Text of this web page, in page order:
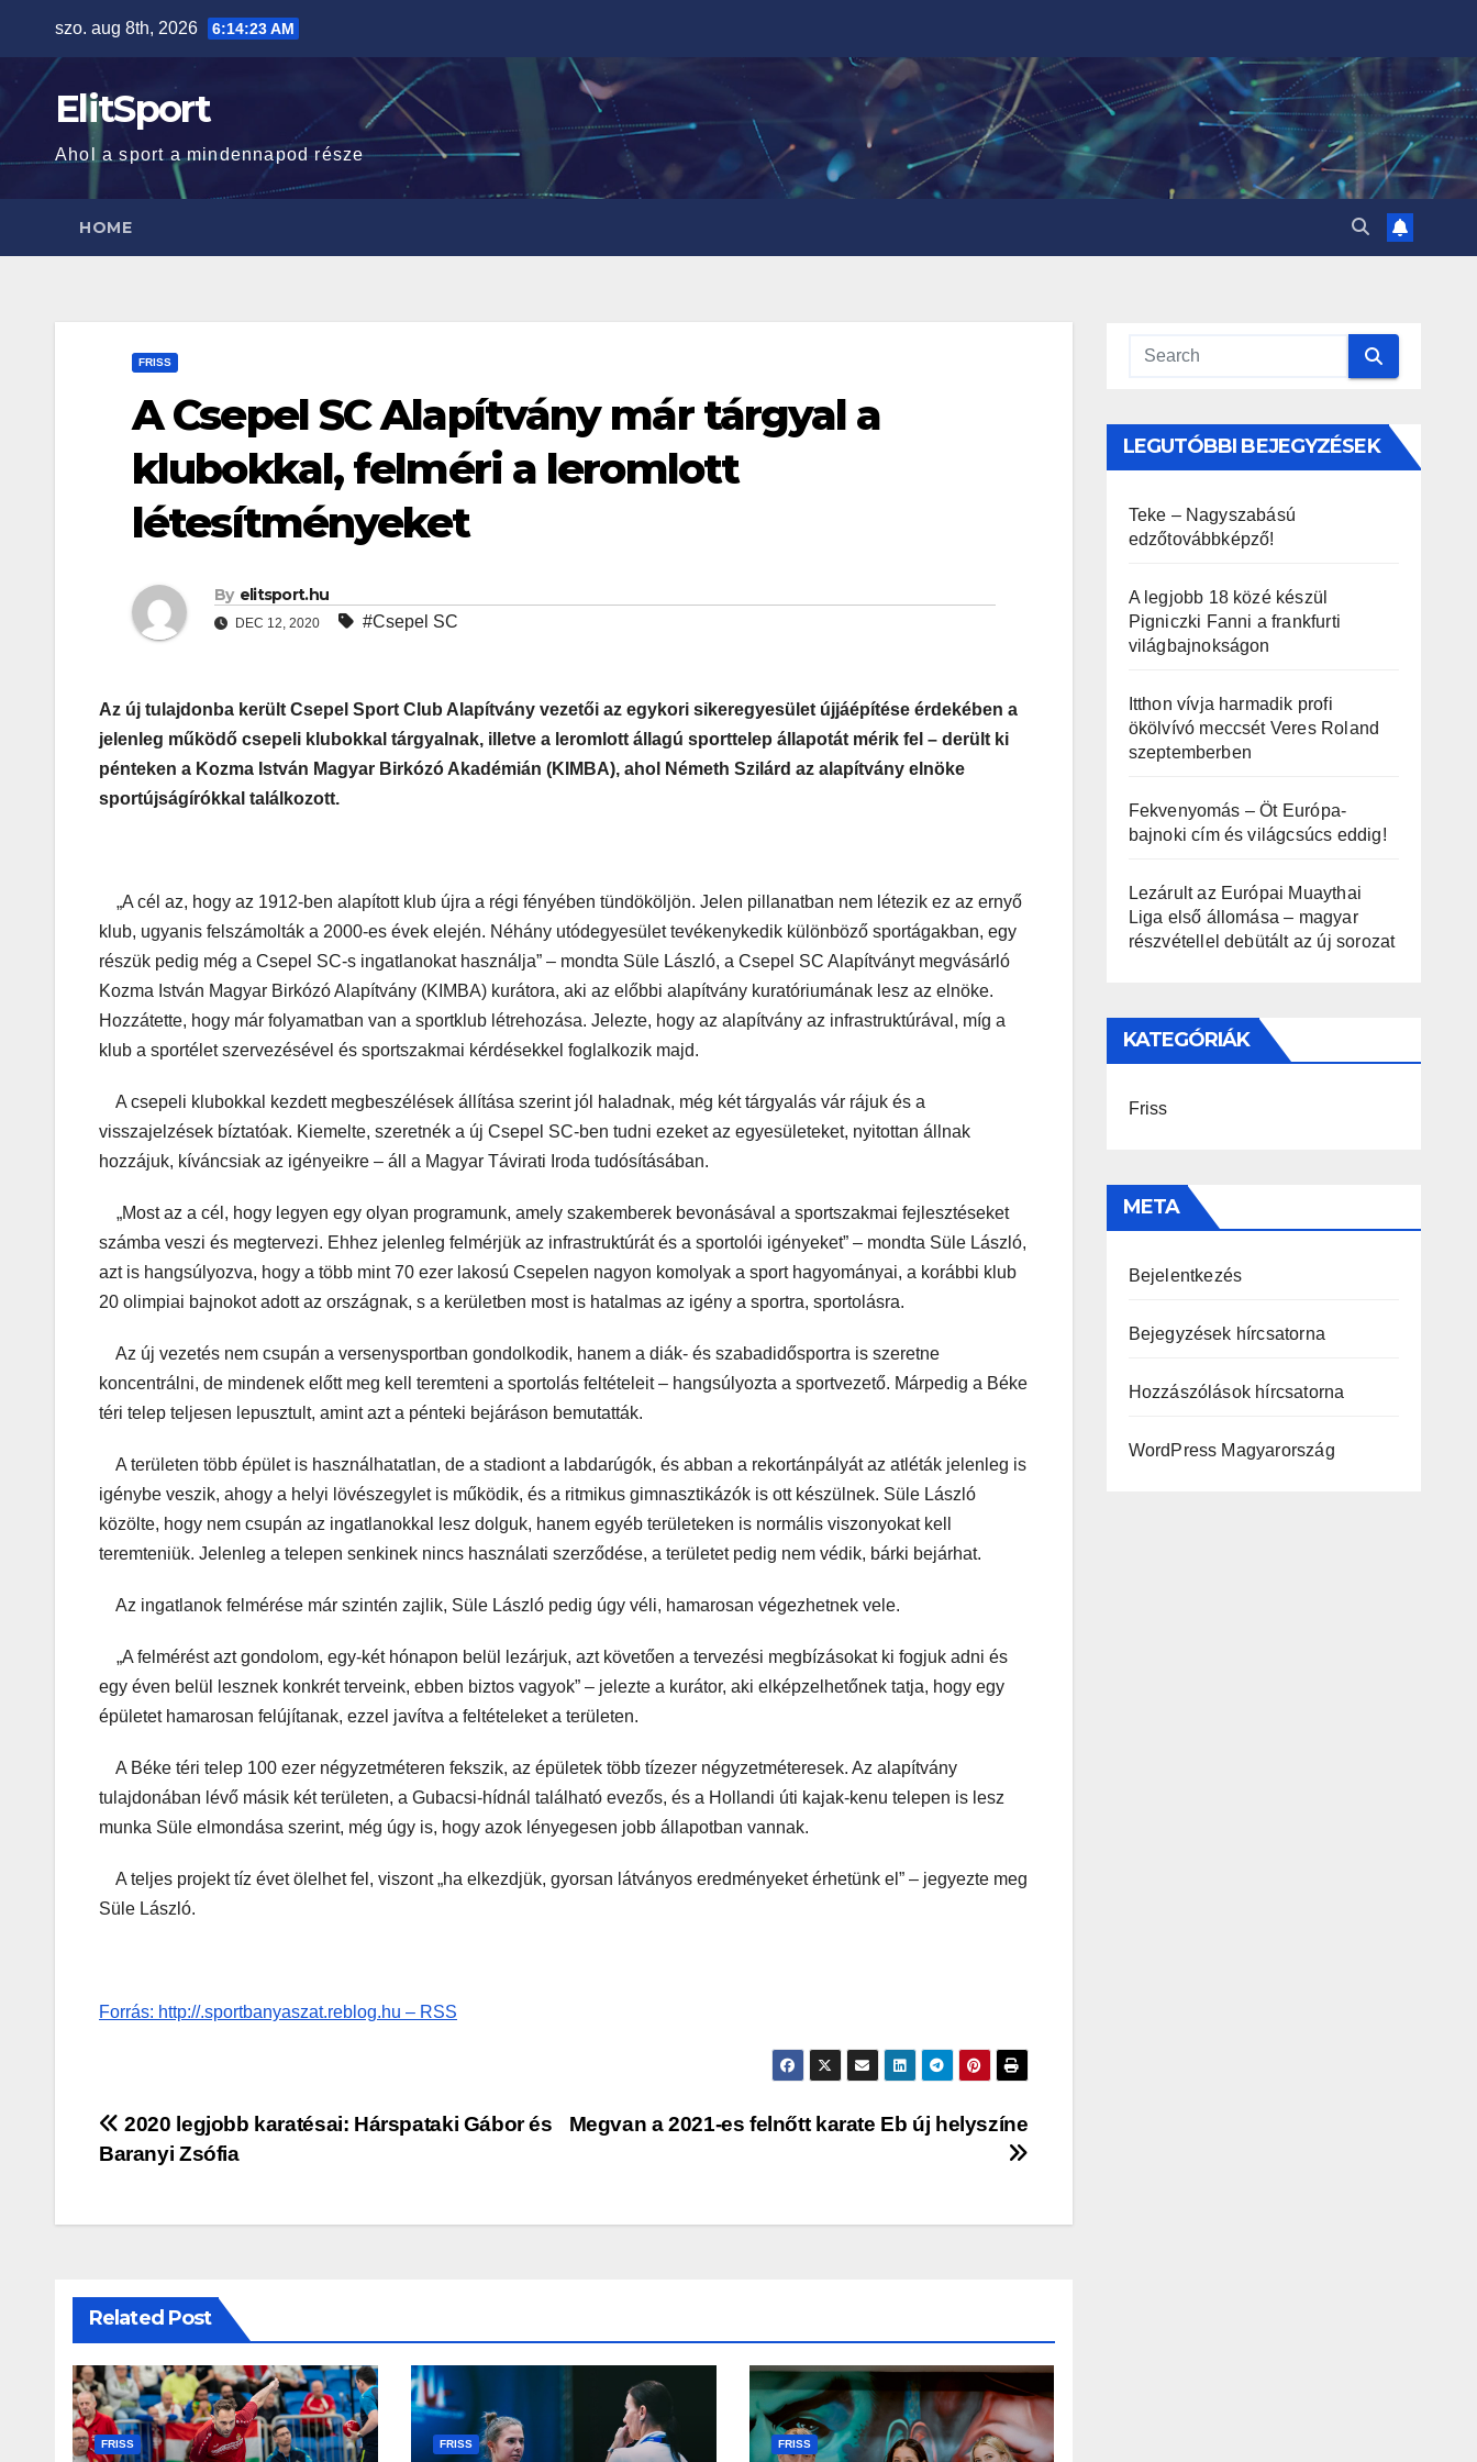
content
szo. aug 8th, 2026 6:14:24 AM
ElitSport
Ahol a sport a mindennapod része
HOME
FRISS
A Csepel SC Alapítvány már tárgyal a
klubokkal, felméri a leromlott
létesítményeket
By elitsport.hu
DEC 12, 2020 #Csepel SC
Az új tulajdonba került Csepel Sport Club Alapítvány vezetői az egykori sikeregyesület újjáépítése érdekében a
jelenleg működő csepeli klubokkal tárgyalnak, illetve a leromlott állagú sporttelep állapotát mérik fel – derült ki
pénteken a Kozma István Magyar Birkózó Akadémián (KIMBA), ahol Németh Szilárd az alapítvány elnöke
sportújságírókkal találkozott.
„A cél az, hogy az 1912-ben alapított klub újra a régi fényében tündököljön. Jelen pillanatban nem létezik ez az ernyő
klub, ugyanis felszámolták a 2000-es évek elején. Néhány utódegyesület tevékenykedik különböző sportágakban, egy
részük pedig még a Csepel SC-s ingatlanokat használja” – mondta Süle László, a Csepel SC Alapítványt megvásárló
Kozma István Magyar Birkózó Alapítvány (KIMBA) kurátora, aki az előbbi alapítvány kuratóriumának lesz az elnöke.
Hozzátette, hogy már folyamatban van a sportklub létrehozása. Jelezte, hogy az alapítvány az infrastruktúrával, míg a
klub a sportélet szervezésével és sportszakmai kérdésekkel foglalkozik majd.
A csepeli klubokkal kezdett megbeszélések állítása szerint jól haladnak, még két tárgyalás vár rájuk és a
visszajelzések bíztatóak. Kiemelte, szeretnék a új Csepel SC-ben tudni ezeket az egyesületeket, nyitottan állnak
hozzájuk, kíváncsiak az igényeikre – áll a Magyar Távirati Iroda tudósításában.
„Most az a cél, hogy legyen egy olyan programunk, amely szakemberek bevonásával a sportszakmai fejlesztéseket
számba veszi és megtervezi. Ehhez jelenleg felmérjük az infrastruktúrát és a sportolói igényeket” – mondta Süle László,
azt is hangsúlyozva, hogy a több mint 70 ezer lakosú Csepelen nagyon komolyak a sport hagyományai, a korábbi klub
20 olimpiai bajnokot adott az országnak, s a kerületben most is hatalmas az igény a sportra, sportolásra.
Az új vezetés nem csupán a versenysportban gondolkodik, hanem a diák- és szabadidősportra is szeretne
koncentrálni, de mindenek előtt meg kell teremteni a sportolás feltételeit – hangsúlyozta a sportvezető. Márpedig a Béke
téri telep teljesen lepusztult, amint azt a pénteki bejáráson bemutatták.
A területen több épület is használhatatlan, de a stadiont a labdarúgók, és abban a rekortánpályát az atléták jelenleg is
igénybe veszik, ahogy a helyi lövészegylet is működik, és a ritmikus gimnasztikázók is ott készülnek. Süle László
közölte, hogy nem csupán az ingatlanokkal lesz dolguk, hanem egyéb területeken is normális viszonyokat kell
teremteniük. Jelenleg a telepen senkinek nincs használati szerződése, a területet pedig nem védik, bárki bejárhat.
Az ingatlanok felmérése már szintén zajlik, Süle László pedig úgy véli, hamarosan végezhetnek vele.
„A felmérést azt gondolom, egy-két hónapon belül lezárjuk, azt követően a tervezési megbízásokat ki fogjuk adni és
egy éven belül lesznek konkrét terveink, ebben biztos vagyok” – jelezte a kurátor, aki elképzelhetőnek tatja, hogy egy
épületet hamarosan felújítanak, ezzel javítva a feltételeket a területen.
A Béke téri telep 100 ezer négyzetméteren fekszik, az épületek több tízezer négyzetméteresek. Az alapítvány
tulajdonában lévő másik két területen, a Gubacsi-hídnál található evezős, és a Hollandi úti kajak-kenu telepen is lesz
munka Süle elmondása szerint, még úgy is, hogy azok lényegesen jobb állapotban vannak.
A teljes projekt tíz évet ölelhet fel, viszont „ha elkezdjük, gyorsan látványos eredményeket érhetünk el” – jegyezte meg
Süle László.
Forrás: http://.sportbanyaszat.reblog.hu – RSS
Bejegyzés
navigáció
Megvan a 2021-es felnőtt karate Eb új helyszíne
2020 legjobb karatésai: Hárspataki Gábor és
Baranyi Zsófia
Related Post
FRISS FRISS FRISS
LEGUTÓBBI BEJEGYZÉSEK
Teke – Nagyszabású
edzőtovábbképző!
A legjobb 18 közé készül
Pigniczki Fanni a frankfurti
világbajnokságon
Itthon vívja harmadik profi
ökölvívó meccsét Veres Roland
szeptemberben
Fekvenyomás – Öt Európa-
bajnoki cím és világcsúcs eddig!
Lezárult az Európai Muaythai
Liga első állomása – magyar
részvétellel debütált az új sorozat
KATEGÓRIÁK
Friss
META
Bejelentkezés
Bejegyzések hírcsatorna
Hozzászólások hírcsatorna
WordPress Magyarország